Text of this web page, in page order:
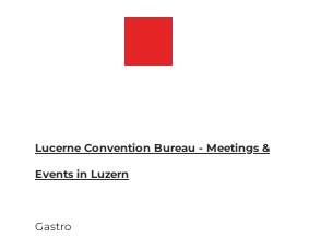
Lucerne Convention Bureau - Meetings &
Events in Luzern
Gastro